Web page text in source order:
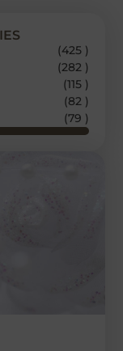
(425 )
(282 )
(115 )
(82 )
(79 )